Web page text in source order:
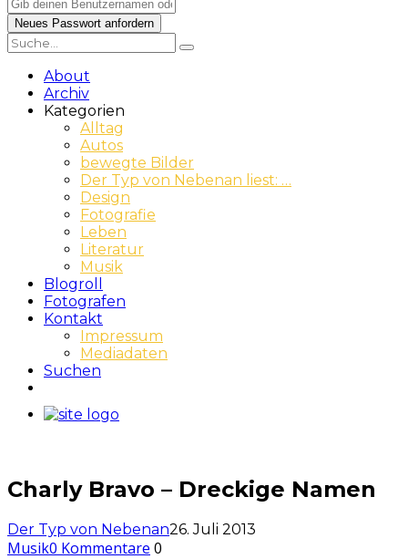
About
Archiv
Kategorien
Alltag
Autos
bewegte Bilder
Der Typ von Nebenan liest: …
Design
Fotografie
Leben
Literatur
Musik
Blogroll
Fotografen
Kontakt
Impressum
Mediadaten
Suchen
Charly Bravo – Dreckige Namen
Der Typ von Nebenan26. Juli 2013
Musik0 Kommentare 0